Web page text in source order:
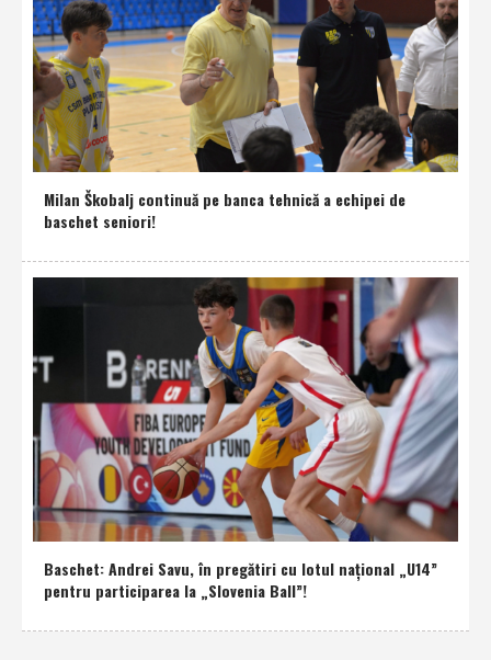
Milan Škobalj continuă pe banca tehnică a echipei de
baschet seniori!
Baschet: Andrei Savu, în pregătiri cu lotul naţional „U14”
pentru participarea la „Slovenia Ball”!